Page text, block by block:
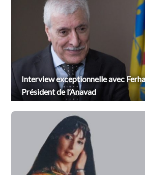
Interview exceptionnelle avec
Président de l’Anavad